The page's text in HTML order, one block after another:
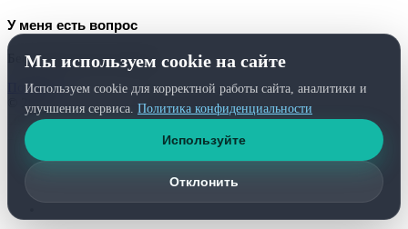
У меня есть вопрос
Бесплатная консультация
Получить
© 2026Femurhead.ru . Права защищены.
Политика конфиденциальностии
обработки персональных данных
Мы используем cookie на сайте
Используем cookie для корректной работы сайта, аналитики и
улучшения сервиса. Политика конфиденциальности
Отклонить
Используйте